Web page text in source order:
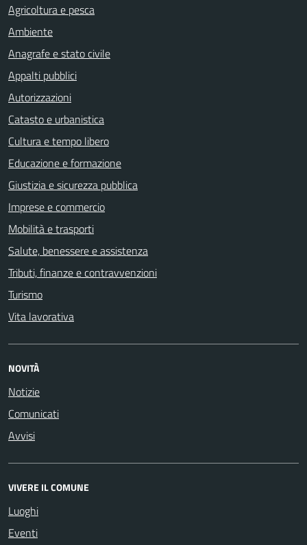
Agricoltura e pesca
Ambiente
Anagrafe e stato civile
Appalti pubblici
Autorizzazioni
Catasto e urbanistica
Cultura e tempo libero
Educazione e formazione
Giustizia e sicurezza pubblica
Imprese e commercio
Mobilità e trasporti
Salute, benessere e assistenza
Tributi, finanze e contravvenzioni
Turismo
Vita lavorativa
NOVITÀ
Notizie
Comunicati
Avvisi
VIVERE IL COMUNE
Luoghi
Eventi